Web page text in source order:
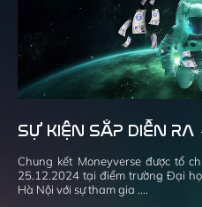
SỰ KIỆN SẮP DIỄN RA
Chung kết Moneyverse được tổ
25.12.2024 tại điểm trường Đại
Hà Nội với sự tham gia ....